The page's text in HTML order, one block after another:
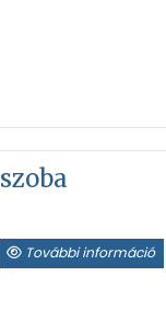
További információ